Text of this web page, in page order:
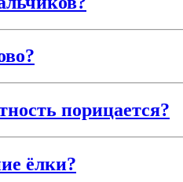
порицается?
ёлки?